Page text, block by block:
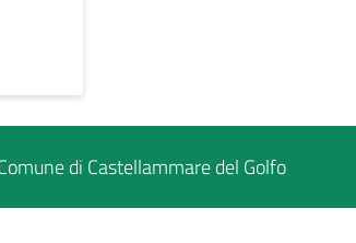
di Castellammare del Golfo